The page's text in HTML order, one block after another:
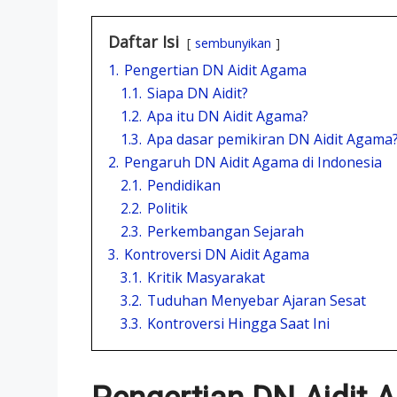
Daftar Isi sembunyikan
1. Pengertian DN Aidit Agama
1.1. Siapa DN Aidit?
1.2. Apa itu DN Aidit Agama?
1.3. Apa dasar pemikiran DN Aidit
2. Pengaruh DN Aidit Agama di Indonesia
2.1. Pendidikan
2.2. Politik
2.3. Perkembangan Sejarah
3. Kontroversi DN Aidit Agama
3.1. Kritik Masyarakat
3.2. Tuduhan Menyebar Ajaran Sesat
3.3. Kontroversi Hingga Saat Ini